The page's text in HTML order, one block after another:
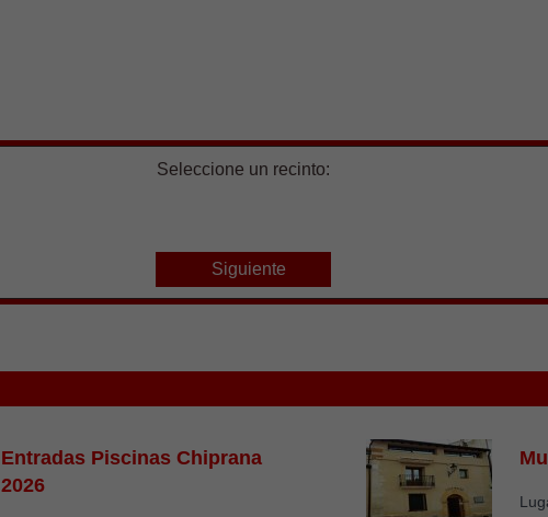
Seleccione un recinto:
Siguiente
Entradas Piscinas Chiprana
2026